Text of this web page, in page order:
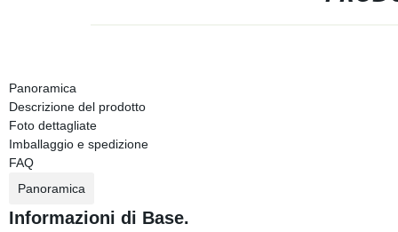
Panoramica
Descrizione del prodotto
Foto dettagliate
Imballaggio e spedizione
FAQ
Panoramica
Informazioni di Base.